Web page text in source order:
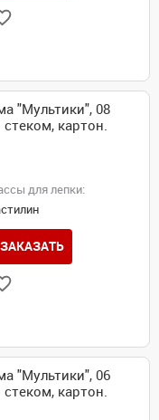
"Мультики", 08
стеком, картон.
для лепки:
ЗАКАЗАТЬ
"Мультики", 06
стеком, картон.